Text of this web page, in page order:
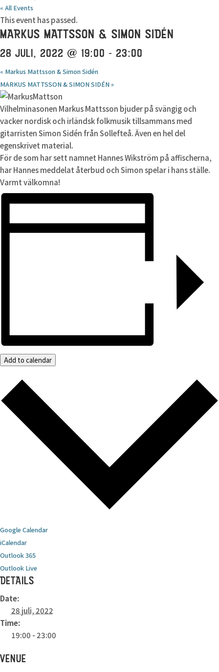
« All Events
This event has passed.
MARKUS MATTSSON & SIMON SIDÉN
28 JULI, 2022 @ 19:00 - 23:00
« Markus Mattsson & Simon Sidén
MARKUS MATTSSON & SIMON SIDÉN»
Vilhelminasonen Markus Mattsson bjuder på svängig och
vacker nordisk och irländsk folkmusik tillsammans med
gitarristen Simon Sidén från Sollefteå. Även en hel del
egenskrivet material.
För de som har sett namnet Hannes Wikström på affischerna,
har Hannes meddelat återbud och Simon spelar i hans ställe.
Varmt välkomna!
Add to calendar
Google Calendar
iCalendar
Outlook 365
Outlook Live
DETAILS
Date:
28 juli, 2022
Time:
19:00 - 23:00
VENUE